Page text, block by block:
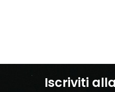
Iscriviti